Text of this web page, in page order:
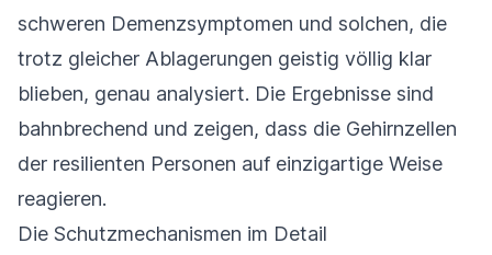
schweren Demenzsymptomen und solchen, die
trotz gleicher Ablagerungen geistig völlig klar
blieben, genau analysiert. Die Ergebnisse sind
bahnbrechend und zeigen, dass die Gehirnzellen
der resilienten Personen auf einzigartige Weise
reagieren.
Die Schutzmechanismen im Detail